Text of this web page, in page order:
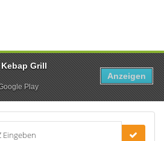
Eingeben
Kebap Grill
Play
Anzeigen